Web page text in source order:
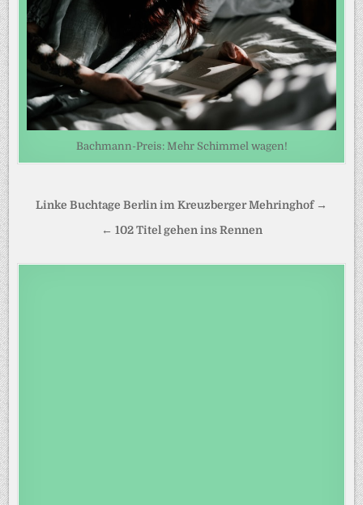
Bachmann-Preis: Mehr Schimmel wagen!
Beitragsnavigation
Linke Buchtage Berlin im Kreuzberger Mehringhof →
← 102 Titel gehen ins Rennen